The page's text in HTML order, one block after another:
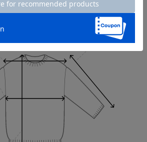
Sleeve length 55.5cm
39cm